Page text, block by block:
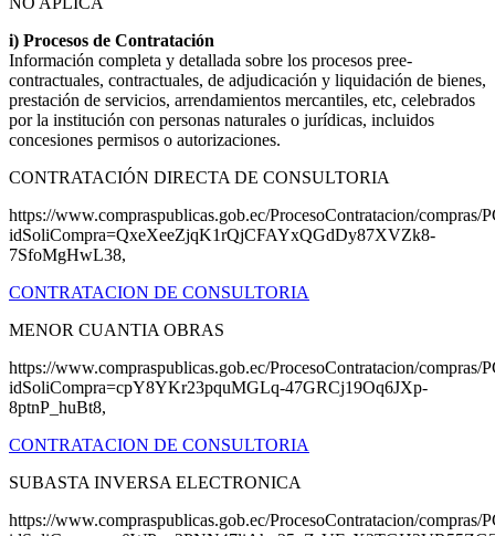
i) Procesos de Contratación
Información completa y detallada sobre los procesos pree-
contractuales, contractuales, de adjudicación y liquidación de bienes,
prestación de servicios, arrendamientos mercantiles, etc, celebrados
por la institución con personas naturales o jurídicas, incluidos
concesiones permisos o autorizaciones.
CONTRATACIÓN DIRECTA DE CONSULTORIA
https://www.compraspublicas.gob.ec/ProcesoContratacion/compras/
idSoliCompra=QxeXeeZjqK1rQjCFAYxQGdDy87XVZk8-
7SfoMgHwL38,
CONTRATACION DE CONSULTORIA
MENOR CUANTIA OBRAS
https://www.compraspublicas.gob.ec/ProcesoContratacion/compras/
idSoliCompra=cpY8YKr23pquMGLq-47GRCj19Oq6JXp-
8ptnP_huBt8,
CONTRATACION DE CONSULTORIA
SUBASTA INVERSA ELECTRONICA
https://www.compraspublicas.gob.ec/ProcesoContratacion/compras/